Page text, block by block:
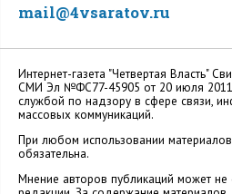
mail@4vsaratov.ru
Интернет-газета "Четвертая Власть"
СМИ Эл №ФС77-45905 от 20 июля
службой по надзору в сфере связи,
массовых коммуникаций.
При любом использовании
обязательна.
Мнение авторов публикаций может не